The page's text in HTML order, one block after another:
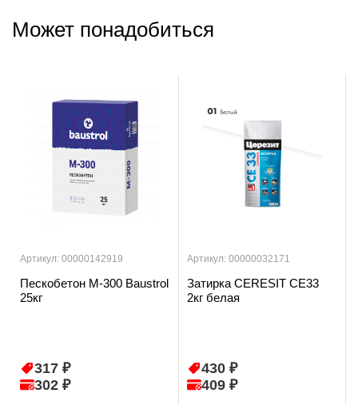
Может понадобиться
Артикул: 00000142919
Пескобетон М-300 Baustrol
25кг
317 ₽
302 ₽
Артикул: 00000032171
Затирка CERESIT CE33
2кг белая
430 ₽
409 ₽